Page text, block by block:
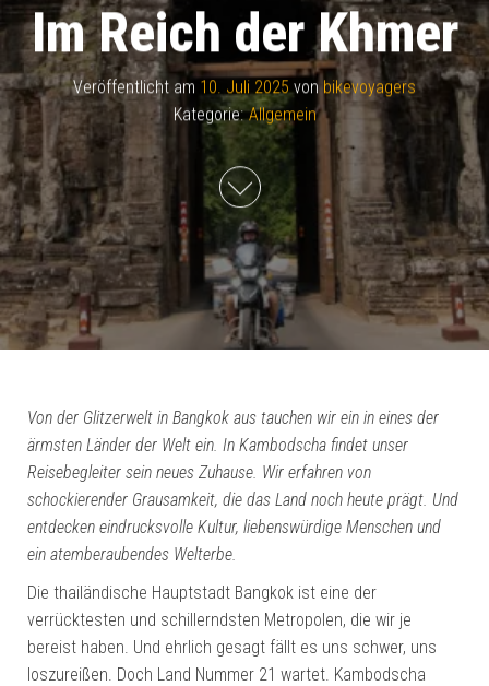
Im Reich der Khmer
Veröffentlicht am 10. Juli 2025von bikevoyagers
Kategorie: Allgemein
Von der Glitzerwelt in Bangkok aus tauchen wir ein in eines der
ärmsten Länder der Welt ein. In Kambodscha findet unser
Reisebegleiter sein neues Zuhause. Wir erfahren von
schockierender Grausamkeit, die das Land noch heute prägt. Und
entdecken eindrucksvolle Kultur, liebenswürdige Menschen und
ein atemberaubendes Welterbe.
Die thailändische Hauptstadt Bangkok ist eine der
verrücktesten und schillerndsten Metropolen, die wir je
bereist haben. Und ehrlich gesagt fällt es uns schwer, uns
loszureißen. Doch Land Nummer 21 wartet. Kambodscha